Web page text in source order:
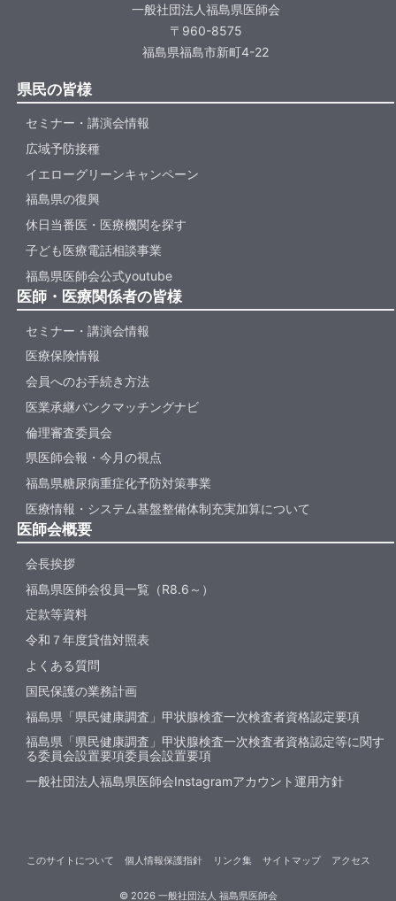
一般社団法人福島県医師会
〒960-8575
福島県福島市新町4-22
県民の皆様
セミナー・講演会情報
広域予防接種
イエローグリーンキャンペーン
福島県の復興
休日当番医・医療機関を探す
子ども医療電話相談事業
福島県医師会公式youtube
医師・医療関係者の皆様
セミナー・講演会情報
医療保険情報
会員へのお手続き方法
医業承継バンクマッチングナビ
倫理審査委員会
県医師会報・今月の視点
福島県糖尿病重症化予防対策事業
医療情報・システム基盤整備体制充実加算について
医師会概要
会長挨拶
福島県医師会役員一覧（R8.6～）
定款等資料
令和７年度貸借対照表
よくある質問
国民保護の業務計画
福島県「県民健康調査」甲状腺検査一次検査者資格認定要項
福島県「県民健康調査」甲状腺検査一次検査者資格認定等に関す
る委員会設置要項委員会設置要項
一般社団法人福島県医師会Instagramアカウント運用方針
© 2026一般社団法人 福島県医師会
このサイトについて 個人情報保護指針 リンク集 サイトマップ アクセス